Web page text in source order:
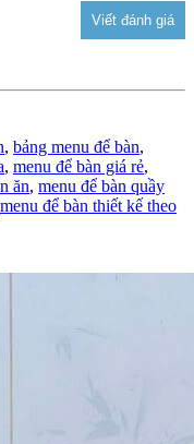
, bảng menu để bàn,
, menu để bàn giá rẻ,
ăn, menu để bàn quầy
menu để bàn thiết kế theo